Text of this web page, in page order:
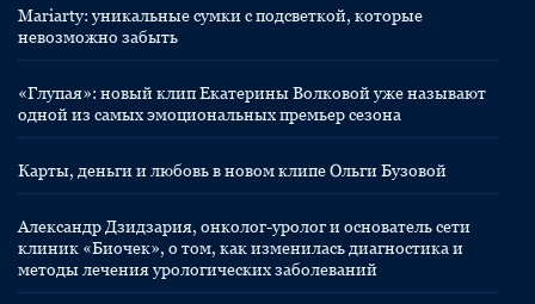
Mariarty: уникальные сумки с подсветкой, которые
невозможно забыть
«Глупая»: новый клип Екатерины Волковой уже называют
одной из самых эмоциональных премьер сезона
Карты, деньги и любовь в новом клипе Ольги Бузовой
Александр Дзидзария, онколог-уролог и основатель сети
клиник «Биочек», о том, как изменилась диагностика и
методы лечения урологических заболеваний